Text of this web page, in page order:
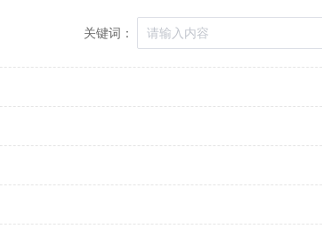
关键词：